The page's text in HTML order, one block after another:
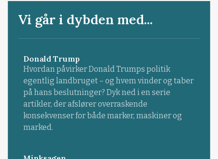
Vi går i dybden med...
Donald Trump
Hvordan påvirker Donald Trumps politik
egentlig landbruget – og hvem vinder og taber
på hans beslutninger? Dyk ned i en serie
artikler, der afslører overraskende
konsekvenser for både marker, maskiner og
marked.